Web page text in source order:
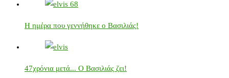
Η ημέρα που γεννήθηκε ο Βασιλιάς!
47χρόνια μετά... Ο Βασιλιάς ζει!